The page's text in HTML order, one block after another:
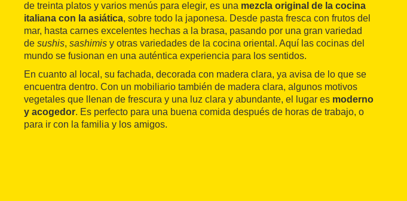
de treinta platos y varios menús para elegir, es una mezcla original de la cocina
italiana con la asiática, sobre todo la japonesa. Desde pasta fresca con frutos del
mar, hasta carnes excelentes hechas a la brasa, pasando por una gran variedad
de sushis, sashimis y otras variedades de la cocina oriental. Aquí las cocinas del
mundo se fusionan en una auténtica experiencia para los sentidos.
En cuanto al local, su fachada, decorada con madera clara, ya avisa de lo que se
encuentra dentro. Con un mobiliario también de madera clara, algunos motivos
vegetales que llenan de frescura y una luz clara y abundante, el lugar es moderno
y acogedor. Es perfecto para una buena comida después de horas de trabajo, o
para ir con la familia y los amigos.